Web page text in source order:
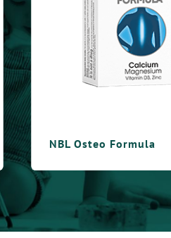
NBL Focus Formula